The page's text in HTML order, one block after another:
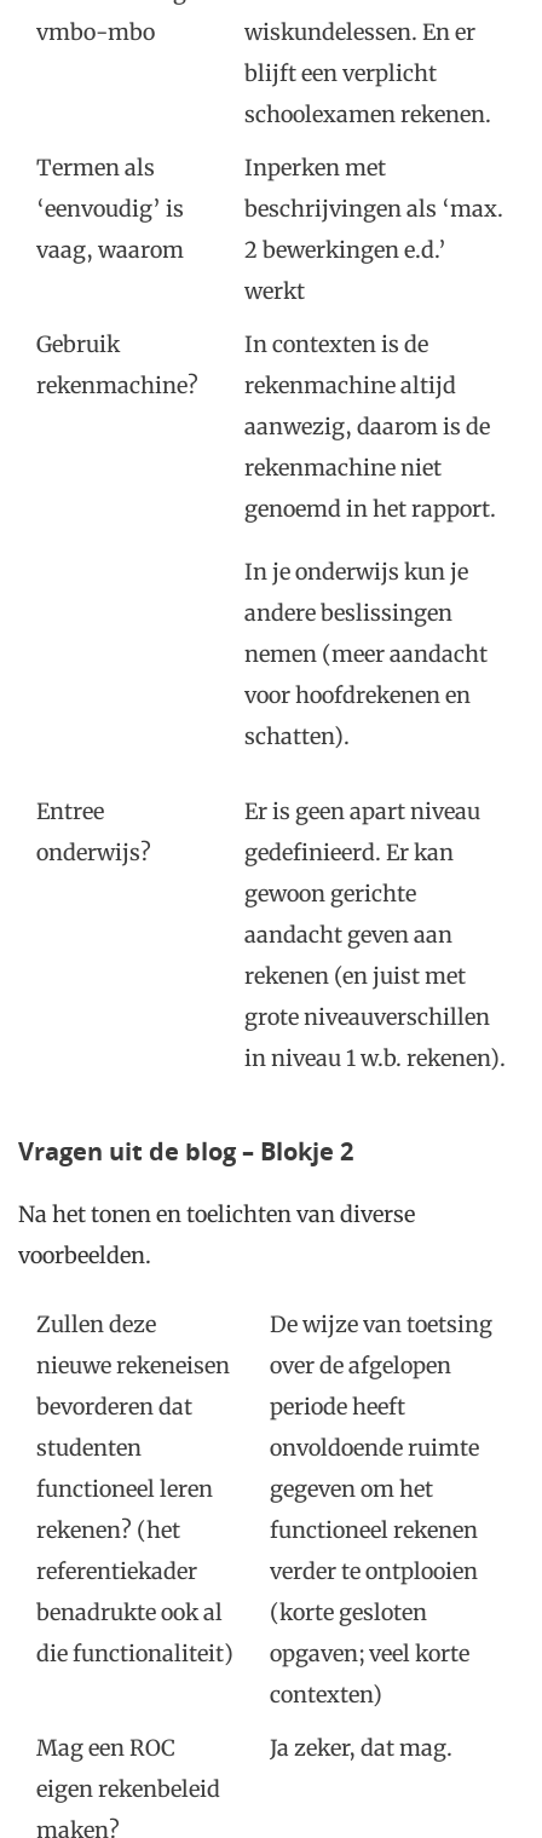
vmbo-mbo
wiskundelessen. En er
blijft een verplicht
schoolexamen rekenen.
Termen als
‘eenvoudig’ is
vaag, waarom
Inperken met
beschrijvingen als ‘max.
2 bewerkingen e.d.’
werkt
Gebruik
rekenmachine?
In contexten is de
rekenmachine altijd
aanwezig, daarom is de
rekenmachine niet
genoemd in het rapport.
In je onderwijs kun je
andere beslissingen
nemen (meer aandacht
voor hoofdrekenen en
schatten).
Entree
onderwijs?
Er is geen apart niveau
gedefinieerd. Er kan
gewoon gerichte
aandacht geven aan
rekenen (en juist met
grote niveauverschillen
in niveau 1 w.b. rekenen).
Vragen uit de blog – Blokje 2
Na het tonen en toelichten van diverse
voorbeelden.
Zullen deze
nieuwe rekeneisen
bevorderen dat
studenten
functioneel leren
rekenen? (het
referentiekader
benadrukte ook al
die functionaliteit)
De wijze van toetsing
over de afgelopen
periode heeft
onvoldoende ruimte
gegeven om het
functioneel rekenen
verder te ontplooien
(korte gesloten
opgaven; veel korte
contexten)
Mag een ROC
eigen rekenbeleid
maken?
Ja zeker, dat mag.